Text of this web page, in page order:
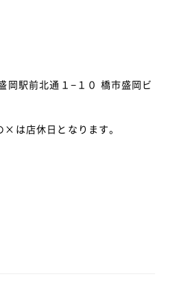
岡駅前北通１−１０ 橋市盛岡ビ
は店休日となります。